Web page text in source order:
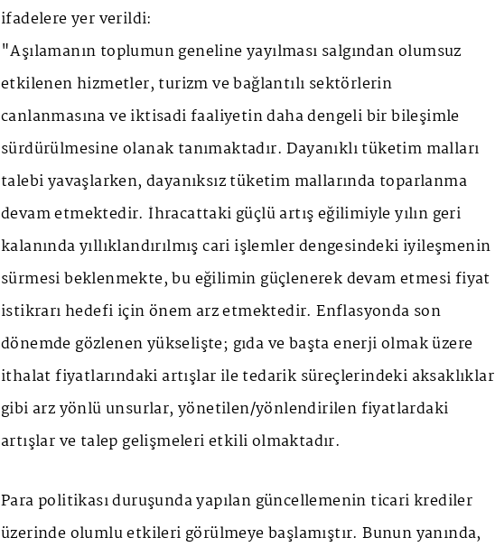
ifadelere yer verildi:
"Aşılamanın toplumun geneline yayılması salgından olumsuz
etkilenen hizmetler, turizm ve bağlantılı sektörlerin
canlanmasına ve iktisadi faaliyetin daha dengeli bir bileşimle
sürdürülmesine olanak tanımaktadır. Dayanıklı tüketim malları
talebi yavaşlarken, dayanıksız tüketim mallarında toparlanma
devam etmektedir. İhracattaki güçlü artış eğilimiyle yılın geri
kalanında yıllıklandırılmış cari işlemler dengesindeki iyileşmenin
sürmesi beklenmekte, bu eğilimin güçlenerek devam etmesi fiyat
istikrarı hedefi için önem arz etmektedir. Enflasyonda son
dönemde gözlenen yükselişte; gıda ve başta enerji olmak üzere
ithalat fiyatlarındaki artışlar ile tedarik süreçlerindeki aksaklıklar
gibi arz yönlü unsurlar, yönetilen/yönlendirilen fiyatlardaki
artışlar ve talep gelişmeleri etkili olmaktadır.
Para politikası duruşunda yapılan güncellemenin ticari krediler
üzerinde olumlu etkileri görülmeye başlamıştır. Bunun yanında,